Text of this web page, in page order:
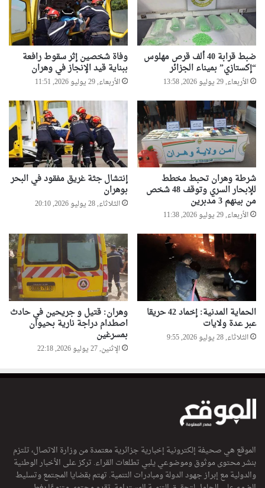
ضبط قرابة 40 ألف قرص مهلوس
“إكستازي” بميناء الجزائر
الأربعاء, 29 يوليو 2026, 13:58
وفاة شخصين إثر سقوط رافعة
ببناية قيد الإنجاز في وهران
الأربعاء, 29 يوليو 2026, 11:51
شرطة وهران تحبط مخطط
للإبحار السري وتوقف 48 شخص
من بينهم 3 مدبرين
الأربعاء, 29 يوليو 2026, 11:38
إنتشال جثة غريق مفقود في البحر
بوهران
الثلاثاء, 28 يوليو 2026, 20:10
الحماية المدنية: إخماد 42 حريقا
عبر عدة ولايات
الثلاثاء, 28 يوليو 2026, 9:55
وهران: قتيل و جريحين في حادث
اصطدام دراجة نارية بحيوان
بمسرغين
الإثنين, 27 يوليو 2026, 22:18
الموقع هي صحيفة إلكترونية إخبارية جزائرية معتمدة من وزارة الاتصال، تلتزم
بنشر محتوى موثوق وموضوعي يلبي تطلعات القراء. تركز على الأخبار الوطنية
والدولية مع إبراز جهود الدولة ومبادرات التنمية. تهتم بقضايا المجتمع وتسليط